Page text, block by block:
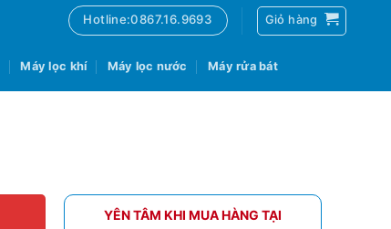
Hotline:0867.16.9693 Giỏ hàng
Máy lọc khí Máy lọc nước Máy rửa bát
YÊN TÂM KHI MUA HÀNG TẠI